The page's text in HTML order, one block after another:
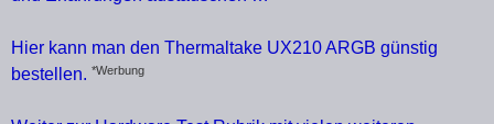
Hier kann man den Thermaltake UX210 ARGB günstig
bestellen. *Werbung